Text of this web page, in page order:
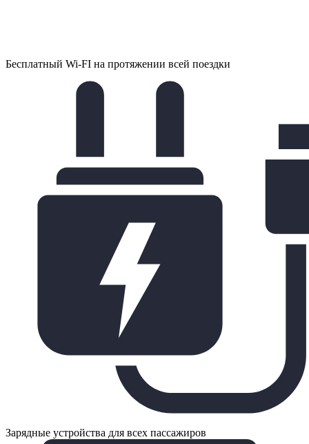
Бесплатный Wi-FI на протяжении всей поездки
Зарядные устройства для всех пассажиров